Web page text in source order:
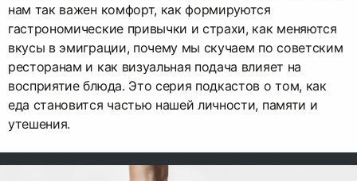
нам так важен комфорт, как формируются
гастрономические привычки и страхи, как меняются
вкусы в эмиграции, почему мы скучаем по советским
ресторанам и как визуальная подача влияет на
восприятие блюда. Это серия подкастов о том, как
еда становится частью нашей личности, памяти и
утешения.